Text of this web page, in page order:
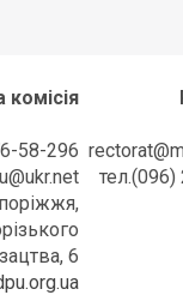
58-296
6